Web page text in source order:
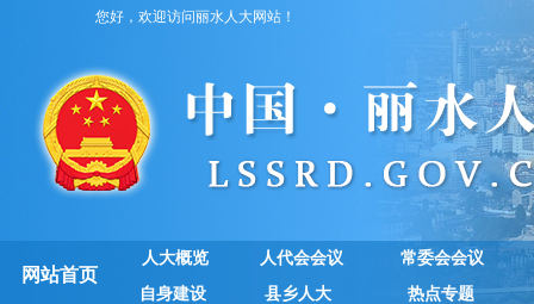
您好，欢迎访问丽水人大网站！
网站首页
人大概览 人代会会议
常委会会议
自身建设
县乡人大 热点专题